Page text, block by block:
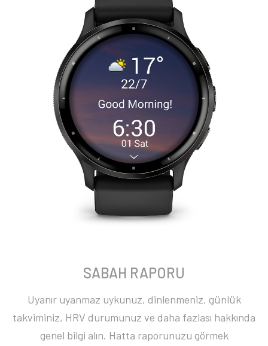
SABAH RAPORU
Uyanır uyanmaz uykunuz, dinlenmeniz, günlük
takviminiz, HRV durumunuz ve daha fazlası hakkında
genel bilgi alın. Hatta raporunuzu görmek